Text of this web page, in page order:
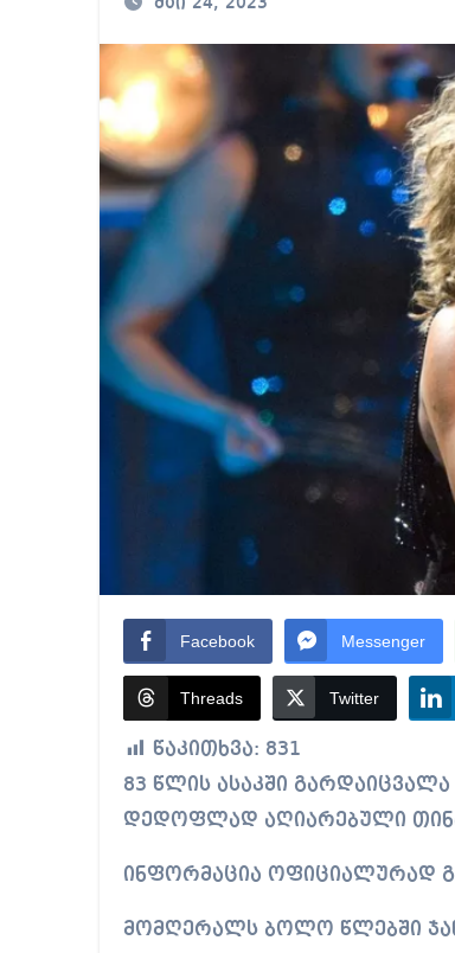
ნია
Facebook Messenger
Threads Twitter
წაკითხვა: 831
83 წლის ასაკში გარდაიცვალა ამერიკელი მომღერალი, როკ ენდ როლის
დედოფლად აღიარებული
ინფორმაცია ოფიციალურად
მომღერალს ბოლო წლებში